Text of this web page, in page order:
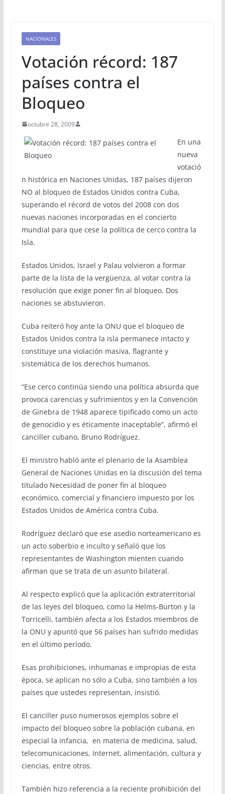
NACIONALES
Votación récord: 187
países contra el
Bloqueo
octubre 28, 2009
En una
nueva
votació
n histórica en Naciones Unidas, 187 países dijeron
NO al bloqueo de Estados Unidos contra Cuba,
superando el récord de votos del 2008 con dos
nuevas naciones incorporadas en el concierto
mundial para que cese la política de cerco contra la
Isla.
Estados Unidos, Israel y Palau volvieron a formar
parte de la lista de la vergüenza, al votar contra la
resolución que exige poner fin al bloqueo. Dos
naciones se abstuvieron.
Cuba reiteró hoy ante la ONU que el bloqueo de
Estados Unidos contra la isla permanece intacto y
constituye una violación masiva, flagrante y
sistemática de los derechos humanos.
“Ese cerco continúa siendo una política absurda que
provoca carencias y sufrimientos y en la Convención
de Ginebra de 1948 aparece tipificado como un acto
de genocidio y es éticamente inaceptable”, afirmó el
canciller cubano, Bruno Rodríguez.
El ministro habló ante el plenario de la Asamblea
General de Naciones Unidas en la discusión del tema
titulado Necesidad de poner fin al bloqueo
económico, comercial y financiero impuesto por los
Estados Unidos de América contra Cuba.
Rodríguez declaró que ese asedio norteamericano es
un acto soberbio e inculto y señaló que los
representantes de Washington mienten cuando
afirman que se trata de un asunto bilateral.
Al respecto explicó que la aplicación extraterritorial
de las leyes del bloqueo, como la Helms-Burton y la
Torricelli, también afecta a los Estados miembros de
la ONU y apuntó que 56 países han sufrido medidas
en el último período.
Esas prohibiciones, inhumanas e impropias de esta
época, se aplican no sólo a Cuba, sino también a los
países que ustedes representan, insistió.
El canciller puso numerosos ejemplos sobre el
impacto del bloqueo sobre la población cubana, en
especial la infancia, en materia de medicina, salud,
telecomunicaciones, Internet, alimentación, cultura y
ciencias, entre otros.
También hizo referencia a la reciente prohibición del